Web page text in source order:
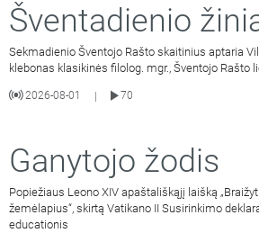
Šventadienio
Sekmadienio Šventojo Rašto skaitinius aptaria
klebonas klasikinės filolog. mgr., Šventojo Rašto
2026-08-01 |
70
Ganytojo žodis
Popiežiaus Leono XIV apaštališkąjį laišką
žemėlapius“, skirtą Vatikano II Susirinkimo
educationis